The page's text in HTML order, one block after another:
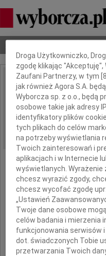
IMIĘ I NAZWISKO:
REGION: Katowice
DATA EMISJI: 02.02.2010
Z
Dbamy o Twoją prywatność
Droga Użytkowniczko,
zgodę klikając "Akceptuję",
Zaufani Partnerzy, w tym [
jak również Agora S.A.
Wyborcza sp. z o.o., będą
osobowe takie jak adresy
identyfikatory plików
tych plikach do celów
na potrzeby wyświetlania
Twoich zainteresowań i
aplikacjach i w Internecie
wyświetlanych. Wyrażenie
chcesz wyrazić zgody,
chcesz wycofać zgodę
„Ustawień
Twoje dane osobowe
celów badania i mierzenia
funkcjonowania serwisów i
dot. świadczonych Tobie
przetwarzania Twoich